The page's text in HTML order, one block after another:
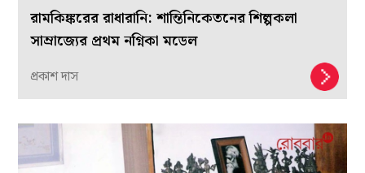
রামকিঙ্করের রাধারানি: শান্তিনিকেতনের শিল্পকলা
সাম্রাজ্যের প্রথম নগ্নিকা মডেল
প্রকাশ দাস